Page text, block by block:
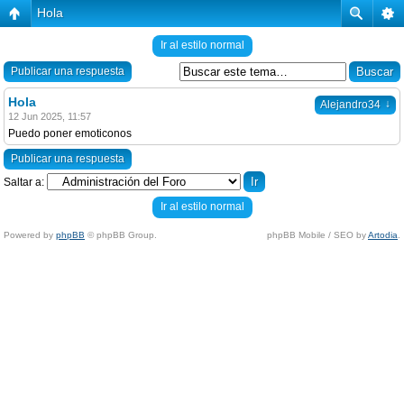
Hola
Ir al estilo normal
Publicar una respuesta
Alejandro34 ↓
Hola
12 Jun 2025, 11:57
Puedo poner emoticonos
Publicar una respuesta
Saltar a:
Ir al estilo normal
Powered by phpBB © phpBB Group. phpBB Mobile / SEO byArtodia